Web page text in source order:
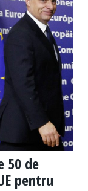
50 de
pentru